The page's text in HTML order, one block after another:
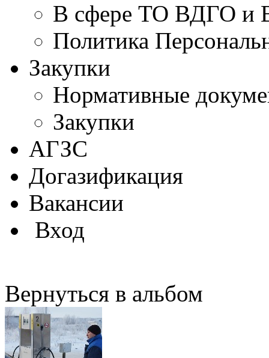
В сфере ТО ВДГО и
Политика
Закупки
Нормативные
Закупки
АГЗС
Догазификация
Вакансии
Вход
Вернуться в альбом